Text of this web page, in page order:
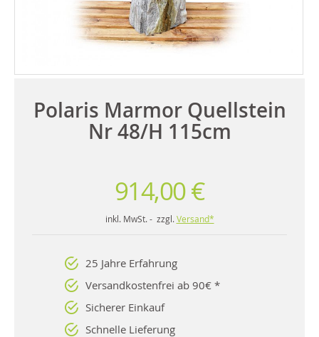
Polaris Marmor Quellstein
Nr 48/H 115cm
914,00 €
inkl. MwSt. - zzgl. Versand*
25 Jahre Erfahrung
Versandkostenfrei ab 90€ *
Sicherer Einkauf
Schnelle Lieferung